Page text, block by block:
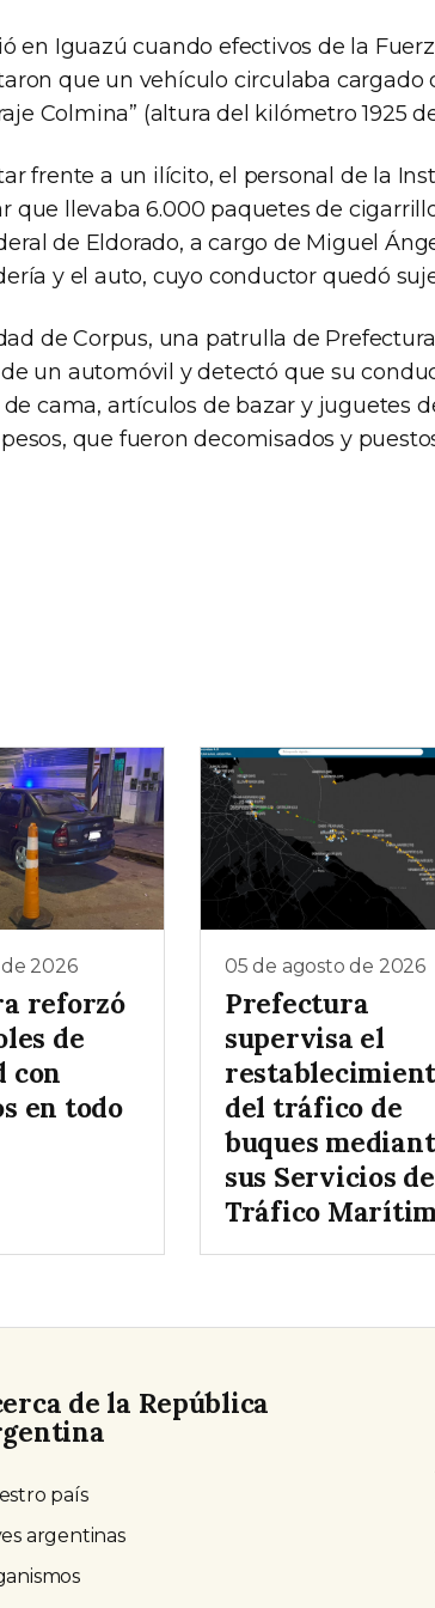
en Iguazú cuando efectivos de la
que un vehículo circulaba cargado
Colmina” (altura del kilómetro 1925
frente a un ilícito, el personal de la
que llevaba 6.000 paquetes de
de Eldorado, a cargo de Miguel
y el auto, cuyo conductor quedó
de Corpus, una patrulla de
un automóvil y detectó que su
cama, artículos de bazar y juguetes
que fueron decomisados y
2026
reforzó
de
con
en todo
05 de agosto de 2026
Prefectura
supervisa el
del tráfico de
buques
sus Servicios de
Tráfico
de la República
país
argentinas